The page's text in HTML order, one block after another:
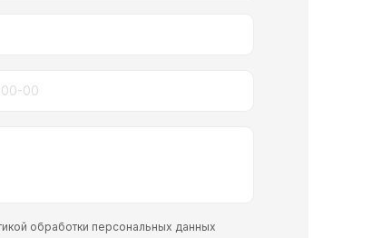
обработки персональных данных